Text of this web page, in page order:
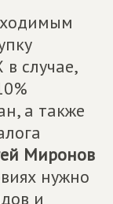
случае,
а также
Миронов
нужно
и